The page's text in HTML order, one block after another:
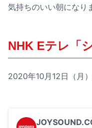
気持ちのいい朝になり
NHK Eテレ「
2020年10月12日（月